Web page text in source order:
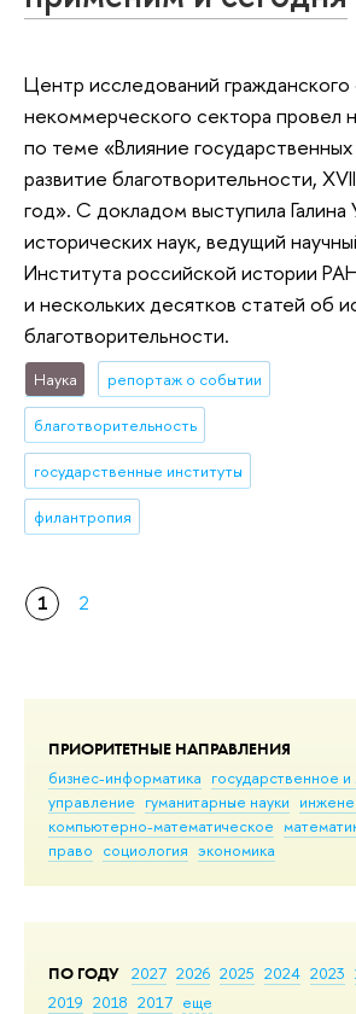
ПРИОРИТЕТНЫЕ НАПРАВЛЕНИЯ
бизнес-информатика государственное
управление гуманитарные науки
компьютерно-математическое
право социология экономика
ПО ГОДУ 2027 2026 2025 2024 2023
2019 2018 2017 еще
Центр исследований
некоммерческого сектора провел
по теме «Влияние
развитие благотворительности,
год». С докладом выступила Галина
исторических наук, ведущий
Института российской истории
и нескольких десятков статей об
благотворительности.
Наука репортаж о событии
благотворительность
государственные институты
филантропия
1 2